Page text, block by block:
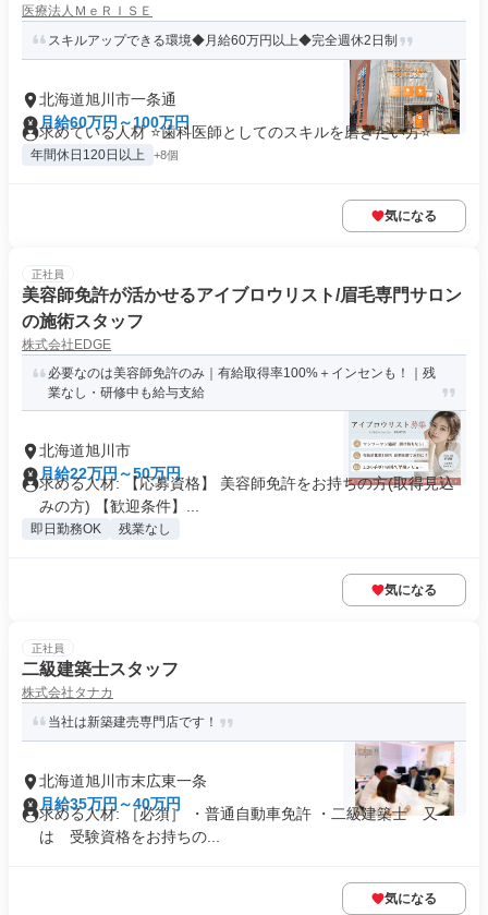
医療法人ＭｅＲＩＳＥ
スキルアップできる環境◆月給60万円以上◆完全週休2日制
北海道旭川市一条通
月給60万円～100万円
求めている人材 ⭐歯科医師としてのスキルを磨きたい方⭐
年間休日120日以上 +8個
気になる
正社員
美容師免許が活かせるアイブロウリスト/眉毛専門サロン
の施術スタッフ
株式会社EDGE
必要なのは美容師免許のみ｜有給取得率100%＋インセンも！｜残
業なし・研修中も給与支給
北海道旭川市
月給22万円～50万円
求める人材: 【応募資格】 美容師免許をお持ちの方(取得見込
みの方) 【歓迎条件】...
即日勤務OK 残業なし
気になる
正社員
二級建築士スタッフ
株式会社タナカ
当社は新築建売専門店です！
北海道旭川市末広東一条
月給35万円～40万円
求める人材: ［必須］ ・普通自動車免許 ・二級建築士 又
は 受験資格をお持ちの...
気になる